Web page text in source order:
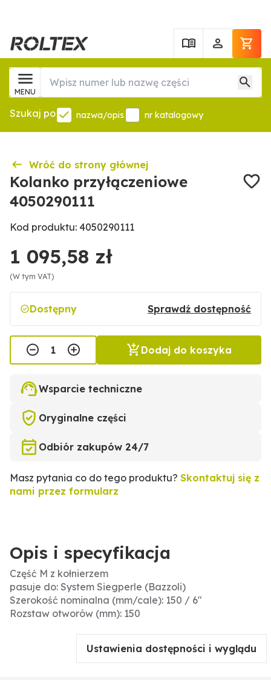
MENU
Szukaj po nazwa/opis nr katalogowy
Wróć do strony głównej
Kolanko przyłączeniowe
4050290111
Kod produktu: 4050290111
1 095,58 zł
(W tym VAT)
Dostępny Sprawdź dostępność
Dodaj do koszyka
Wsparcie techniczne
Oryginalne części
Odbiór zakupów 24/7
Masz pytania co do tego produktu? Skontaktuj się z
nami przez formularz
Opis i specyfikacja
Część M z kołnierzem
pasuje do: System Siegperle (Bazzoli)
Szerokość nominalna (mm/cale): 150 / 6"
Rozstaw otworów (mm): 150
Ustawienia dostępności i wyglądu